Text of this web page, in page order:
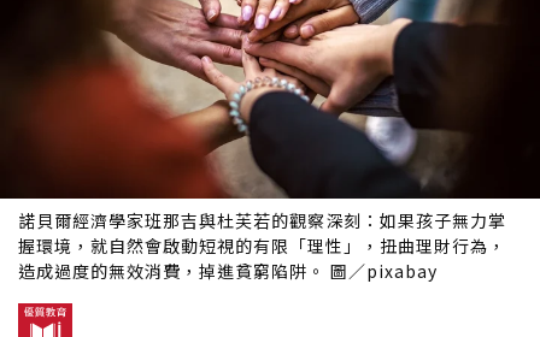
諾貝爾經濟學家班那吉與杜芙若的觀察深刻：如果孩子無力掌
握環境，就自然會啟動短視的有限「理性」，扭曲理財行為，
造成過度的無效消費，掉進貧窮陷阱。 圖／pixabay